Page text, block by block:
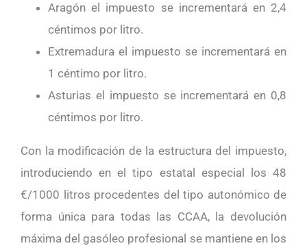
Aragón el impuesto se incrementará en 2,4
céntimos por litro.
Extremadura el impuesto se incrementará en
1 céntimo por litro.
Asturias el impuesto se incrementará en 0,8
céntimos por litro.
Con la modificación de la estructura del impuesto,
introduciendo en el tipo estatal especial los 48
€/1000 litros procedentes del tipo autonómico de
forma única para todas las CCAA, la devolución
máxima del gasóleo profesional se mantiene en los